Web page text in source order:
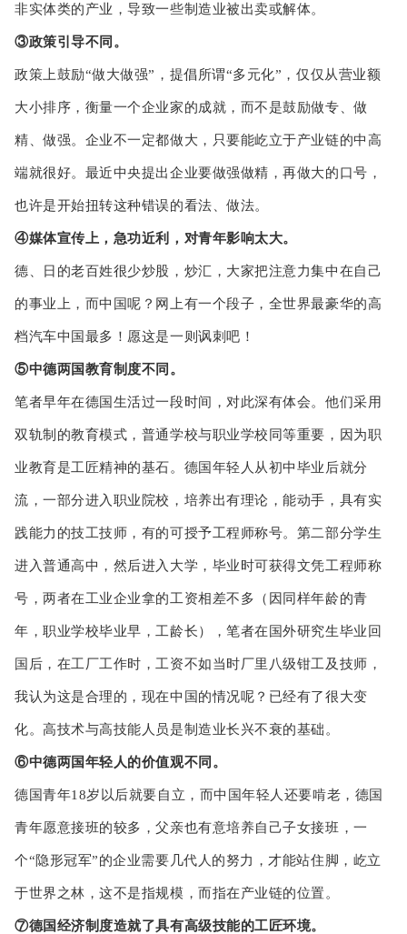
非实体类的产业，导致一些制造业被出卖或解体。
③政策引导不同。
政策上鼓励“做大做强”，提倡所谓“多元化”，仅仅从营业额
大小排序，衡量一个企业家的成就，而不是鼓励做专、做
精、做强。企业不一定都做大，只要能屹立于产业链的中高
端就很好。最近中央提出企业要做强做精，再做大的口号，
也许是开始扭转这种错误的看法、做法。
④媒体宣传上，急功近利，对青年影响太大。
德、日的老百姓很少炒股，炒汇，大家把注意力集中在自己
的事业上，而中国呢？网上有一个段子，全世界最豪华的高
档汽车中国最多！愿这是一则讽刺吧！
⑤中德两国教育制度不同。
笔者早年在德国生活过一段时间，对此深有体会。他们采用
双轨制的教育模式，普通学校与职业学校同等重要，因为职
业教育是工匠精神的基石。德国年轻人从初中毕业后就分
流，一部分进入职业院校，培养出有理论，能动手，具有实
践能力的技工技师，有的可授予工程师称号。第二部分学生
进入普通高中，然后进入大学，毕业时可获得文凭工程师称
号，两者在工业企业拿的工资相差不多（因同样年龄的青
年，职业学校毕业早，工龄长），笔者在国外研究生毕业回
国后，在工厂工作时，工资不如当时厂里八级钳工及技师，
我认为这是合理的，现在中国的情况呢？已经有了很大变
化。高技术与高技能人员是制造业长兴不衰的基础。
⑥中德两国年轻人的价值观不同。
德国青年18岁以后就要自立，而中国年轻人还要啃老，德国
青年愿意接班的较多，父亲也有意培养自己子女接班，一
个“隐形冠军”的企业需要几代人的努力，才能站住脚，屹立
于世界之林，这不是指规模，而指在产业链的位置。
⑦德国经济制度造就了具有高级技能的工匠环境。